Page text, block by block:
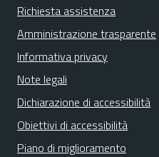
Richiesta assistenza
Amministrazione trasparente
Informativa privacy
Note legali
Dichiarazione di accessibilità
Obiettivi di accessibilità
Piano di miglioramento